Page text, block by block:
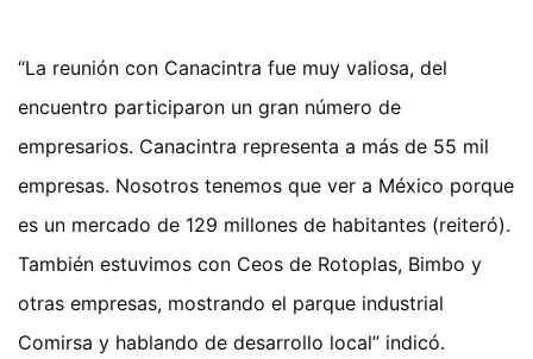
“La reunión con Canacintra fue muy valiosa, del
encuentro participaron un gran número de
empresarios. Canacintra representa a más de 55 mil
empresas. Nosotros tenemos que ver a México porque
es un mercado de 129 millones de habitantes (reiteró).
También estuvimos con Ceos de Rotoplas, Bimbo y
otras empresas, mostrando el parque industrial
Comirsa y hablando de desarrollo local” indicó.